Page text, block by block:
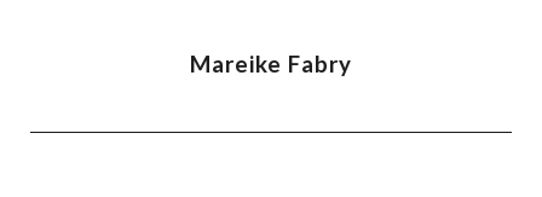
Mareike Fabry